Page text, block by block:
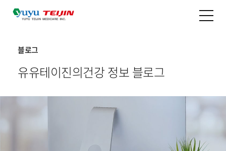
블로그
유유테이진의 건강 정보 블로그